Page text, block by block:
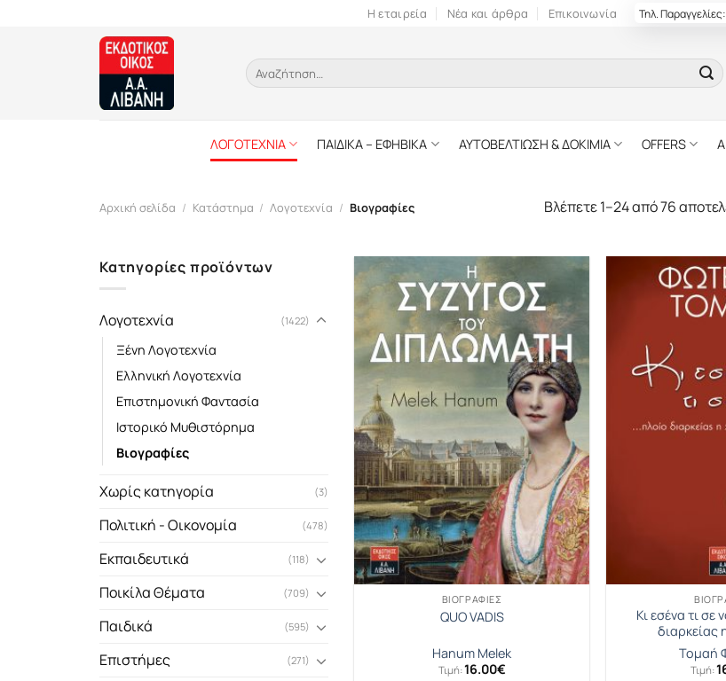
Η εταιρεία Νέα και άρθρα Επικοινωνία Τηλ.
Αναζήτηση
για:
ΛΟΓΟΤΕΧΝΙΑ ΠΑΙΔΙΚΑ – ΕΦΗΒΙΚΑ ΑΥΤΟΒΕΛΤΙΩΣΗ & ΔΟΚΙΜΙΑ OFFERS
Αρχική σελίδα / Κατάστημα / Λογοτεχνία / Βιογραφίες Βλέπετε 1–24 από 76
Κατηγορίες προϊόντων
Λογοτεχνία (1422)
Ξένη Λογοτεχνία
Ελληνική Λογοτεχνία
Επιστημονική Φαντασία
Ιστορικό Μυθιστόρημα
Βιογραφίες
Χωρίς κατηγορία (3)
Πολιτική - Οικονομία (478)
Εκπαιδευτικά (118)
Ποικίλα Θέματα (709)
Παιδικά (595)
Επιστήμες (271)
ΒΙΟΓΡΑΦΊΕΣ
QUO VADIS
Hanum Melek
Τιμή:16.00€
Κι εσένα τι σε
Τομαή
Τιμή: